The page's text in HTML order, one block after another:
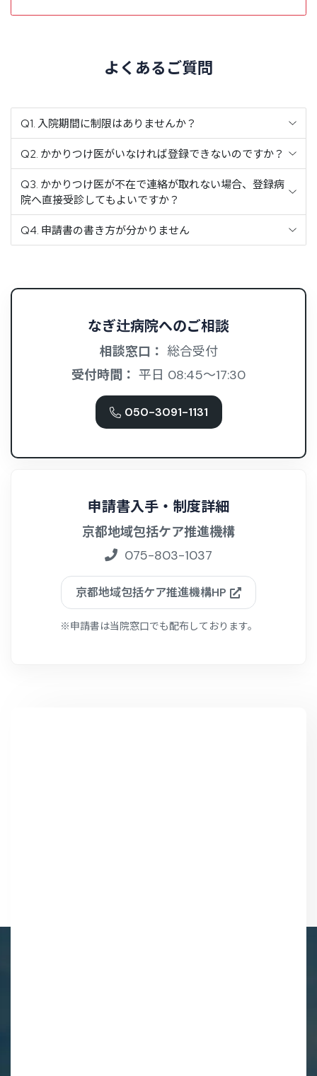
よ く ある ご質問
Q1. 入院期間に制限はありませんか？
Q2. かかりつけ医がいなければ登録できないのですか？
Q3. かかりつけ医が不在で連絡が取れない場合、登録病
院へ直接受診してもよいですか？
Q4. 申請書の書き方が分かりません
なぎ辻病院へのご相談
相談窓口： 総合受付
受付時間： 平日 08:45〜17:30
050-3091-1131
申請書入手・制度詳細
京都地域包括ケア推進機構
075-803-1037
京都地域包括ケア推進機構HP
※申請書は当院窓口でも配布しております。